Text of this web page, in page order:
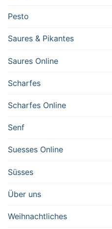
Pesto
Saures & Pikantes
Saures Online
Scharfes
Scharfes Online
Senf
Suesses Online
Süsses
Über uns
Weihnachtliches